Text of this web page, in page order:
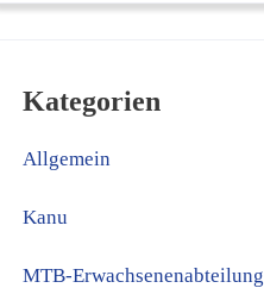
Kategorien
Allgemein
Kanu
MTB-Erwachsenenabteilung